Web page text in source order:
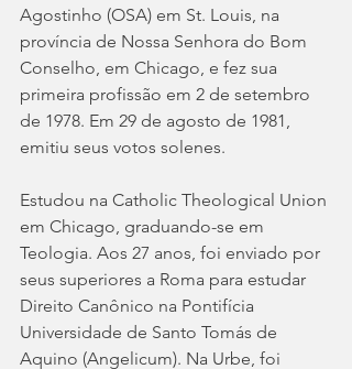
Agostinho (OSA) em St. Louis, na
província de Nossa Senhora do Bom
Conselho, em Chicago, e fez sua
primeira profissão em 2 de setembro
de 1978. Em 29 de agosto de 1981,
emitiu seus votos solenes.
Estudou na Catholic Theological Union
em Chicago, graduando-se em
Teologia. Aos 27 anos, foi enviado por
seus superiores a Roma para estudar
Direito Canônico na Pontifícia
Universidade de Santo Tomás de
Aquino (Angelicum). Na Urbe, foi